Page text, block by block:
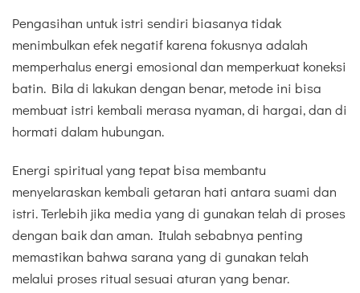
Pengasihan untuk istri sendiri biasanya tidak
menimbulkan efek negatif karena fokusnya adalah
memperhalus energi emosional dan memperkuat koneksi
batin. Bila di lakukan dengan benar, metode ini bisa
membuat istri kembali merasa nyaman, di hargai, dan di
hormati dalam hubungan.
Energi spiritual yang tepat bisa membantu
menyelaraskan kembali getaran hati antara suami dan
istri. Terlebih jika media yang di gunakan telah di proses
dengan baik dan aman. Itulah sebabnya penting
memastikan bahwa sarana yang di gunakan telah
melalui proses ritual sesuai aturan yang benar.